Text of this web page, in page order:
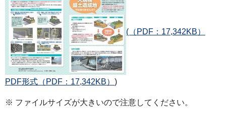
(（PDF：17,342KB）
PDF形式（PDF：17,342KB） )
※ ファイルサイズが大きいので注意してください。